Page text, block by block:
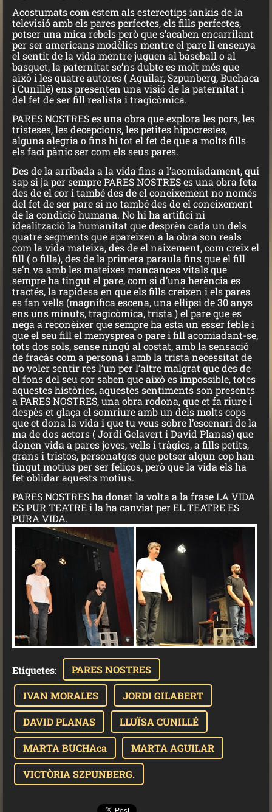
Acostumats com estem als estereotips iankis de la
televisió amb els pares perfectes, els fills perfectes,
potser una mica rebels però que s’acaben encarrilant
per ser americans modèlics mentre el pare li ensenya
el sentit de la vida mentre juguen al baseball o al
basquet, la paternitat se’ns dubte es molt més que
això i les quatre autores ( Aguilar, Szpunberg, Buchaca
i Cunillé) ens presenten una visió de la paternitat i
del fet de ser fill realista i tragicòmica.
PARES NOSTRES es una obra que explora les pors, les
tristeses, les decepcions, les petites hipocresies,
alguna alegria o fins hi tot el fet de que a molts fills
els faci pànic ser com els seus pares.
Des de la arribada a la vida fins a l’acomiadament, qui
sap si ja per sempre PARES NOSTRES es una obra feta
des de el cor i també des de el coneixement no només
del fet de ser pare si no també des de el coneixement
de la condició humana. No hi ha artifici ni
idealització la humanitat que desprèn cada un dels
quatre segments que apareixen a la obra son reals
com la vida mateixa, des de el naixement, com creix el
fill ( o filla), des de la primera paraula fins que el fill
se’n va amb les mateixes mancances vitals que
sempre ha tingut el pare, com si d’una herència es
tractés, la rapidesa en que els fills creixen i els pares
es fan vells (magnífica escena, una el·lipsi de 30 anys
ens uns minuts, tragicòmica, trista ) el pare que es
nega a reconèixer que sempre ha esta un esser feble i
que el seu fill el menysprea o pare i fill acomiadant-se,
tots dos sols, sense ningú al costat, amb la sensació
de fracàs com a persona i amb la trista necessitat de
no voler sentir res l’un per l’altre malgrat que des de
el fons del seu cor saben que això es impossible, totes
aquestes històries, aquestes sentiments son presents
a PARES NOSTRES, una obra rodona, que et fa riure i
despès et glaça el somriure amb un dels molts cops
que et dona la vida i que tu veus sobre l’escenari de la
ma de dos actors ( Jordi Gelavert i David Planas) que
donen vida a pares joves, vells i tràgics, a fills petits,
grans i tristos, personatges que potser algun cop han
tingut motius per ser feliços, però que la vida els ha
fet oblidar aquests motius.
PARES NOSTRES ha donat la volta a la frase LA VIDA
ES PUR TEATRE i la ha canviat per EL TEATRE ES
PURA VIDA.
Etiquetes: PARES NOSTRES
IVAN MORALES JORDI GILABERT
DAVID PLANAS LLUÏSA CUNILLÉ
MARTA BUCHAca MARTA AGUILAR
VICTÒRIA SZPUNBERG.